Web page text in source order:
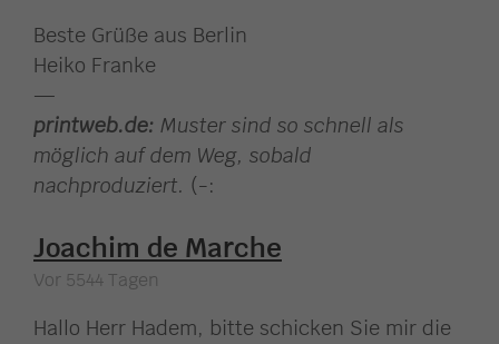
Beste Grüße aus Berlin
Heiko Franke
—
printweb.de: Muster sind so schnell als
möglich auf dem Weg, sobald
nachproduziert. (-:
Joachim de Marche
Vor 5544 Tagen
Hallo Herr Hadem, bitte schicken Sie mir die